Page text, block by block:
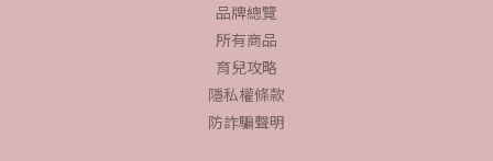
品牌總覽
所有商品
育兒攻略
隱私權條款
防詐騙聲明